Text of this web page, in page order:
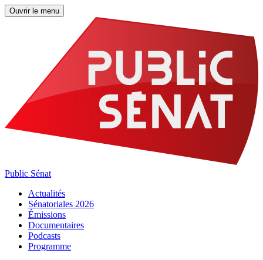
Ouvrir le menu
Public Sénat
Actualités
Sénatoriales 2026
Émissions
Documentaires
Podcasts
Programme